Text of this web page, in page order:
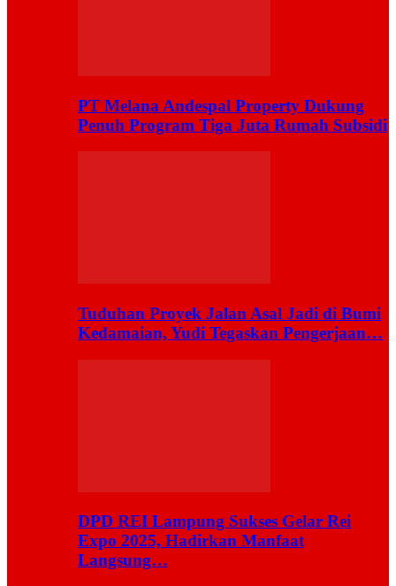
PT Melana Andespal Property Dukung
Penuh Program Tiga Juta Rumah Subsidi
Tuduhan Proyek Jalan Asal Jadi di Bumi
Kedamaian, Yudi Tegaskan Pengerjaan…
DPD REI Lampung Sukses Gelar Rei
Expo 2025, Hadirkan Manfaat
Langsung…